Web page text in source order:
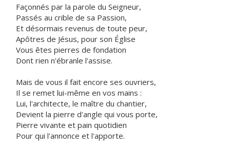
Façonnés par la parole du Seigneur,
Passés au crible de sa Passion,
Et désormais revenus de toute peur,
Apôtres de Jésus, pour son Église
Vous êtes pierres de fondation
Dont rien n'ébranle l'assise.
Mais de vous il fait encore ses ouvriers,
Il se remet lui-même en vos mains :
Lui, l'architecte, le maître du chantier,
Devient la pierre d'angle qui vous porte,
Pierre vivante et pain quotidien
Pour qui l'annonce et l'apporte.